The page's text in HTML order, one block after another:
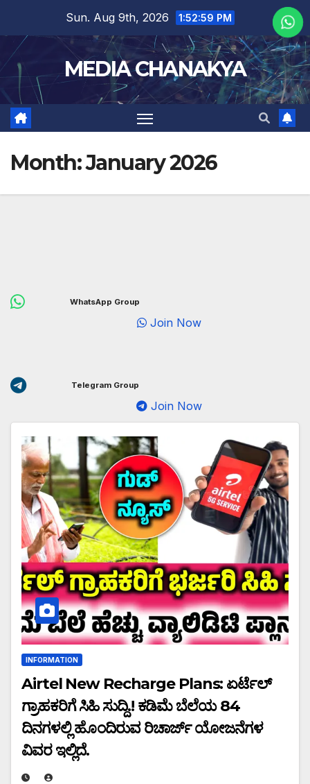
Sun. Aug 9th, 2026 1:53:01 PM
MEDIA CHANAKYA
Month:January 2026
WhatsApp Group
Join Now
Telegram Group
Join Now
INFORMATION
Airtel New Recharge Plans: ಏರ್ಟೆಲ್
ಗ್ರಾಹಕರಿಗೆ ಸಿಹಿ ಸುದ್ದಿ.! ಕಡಿಮೆ ಬೆಲೆಯ 84
ದಿನಗಳಲ್ಲಿ ಹೊಂದಿರುವ ರಿಚಾರ್ಜ್ ಯೋಜನೆಗಳ
ವಿವರ ಇಲ್ಲಿದೆ.